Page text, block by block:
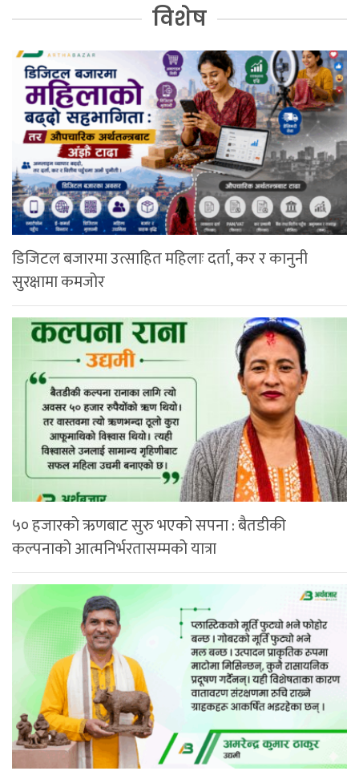
विशेष
डिजिटल बजारमा उत्साहित महिलाः दर्ता, कर र कानुनी
सुरक्षामा कमजोर
५० हजारको ऋणबाट सुरु भएको सपना : बैतडीकी
कल्पनाको आत्मनिर्भरतासम्मको यात्रा